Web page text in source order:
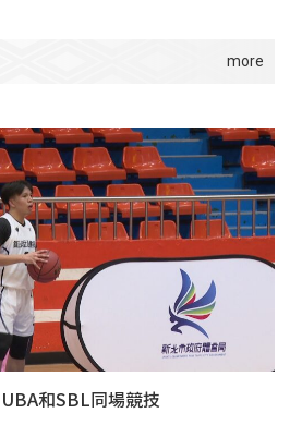
和SBL同場競技